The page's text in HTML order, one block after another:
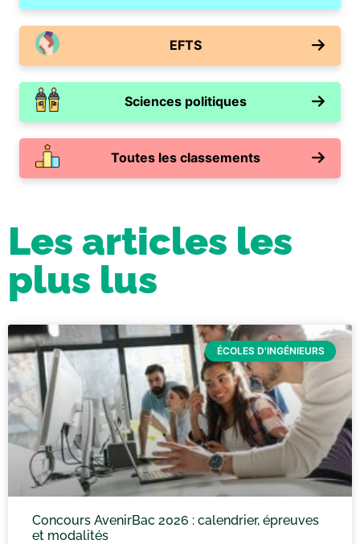
EFTS
Sciences politiques
Toutes les classements
Les articles les
plus lus
ÉCOLES D'INGÉNIEURS
Concours AvenirBac 2026 : calendrier, épreuves
et modalités